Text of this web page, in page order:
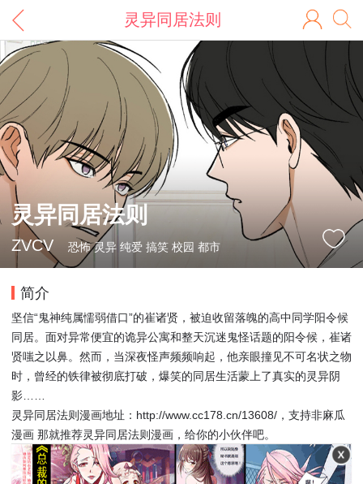
灵异同居法则
灵异同居法则
ZVCV 恐怖 灵异 纯爱 搞笑 校园 都市
简介
坚信“鬼神纯属懦弱借口”的崔诸贤，被迫收留落魄的高中同学阳令候
同居。面对异常便宜的诡异公寓和整天沉迷鬼怪话题的阳令候，崔诸
贤嗤之以鼻。然而，当深夜怪声频频响起，他亲眼撞见不可名状之物
时，曾经的铁律被彻底打破，爆笑的同居生活蒙上了真实的灵异阴
影……
灵异同居法则漫画地址：http://www.cc178.cn/13608/，支持非麻瓜
漫画 那就推荐灵异同居法则漫画，给你的小伙伴吧。